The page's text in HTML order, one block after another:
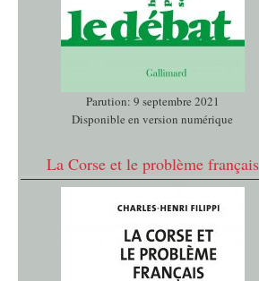
Parution: 9 septembre 2021
Disponible en version numérique
La Corse et le problème français